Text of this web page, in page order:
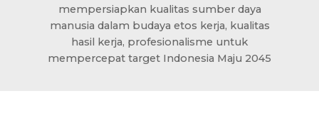
mempersiapkan kualitas sumber daya
manusia dalam budaya etos kerja, kualitas
hasil kerja, profesionalisme untuk
mempercepat target Indonesia Maju 2045